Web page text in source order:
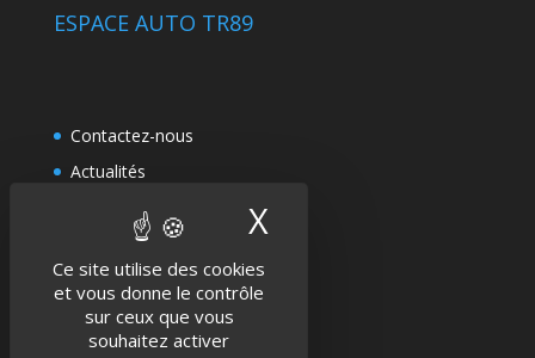
Ce site utilise des cookies
et vous donne le contrôle
sur ceux que vous
souhaitez activer
X
ESPACE AUTO TR89
Contactez-nous
Actualités
Politique de confidentialité
Mentions légales
SUIVEZ-NOUS !